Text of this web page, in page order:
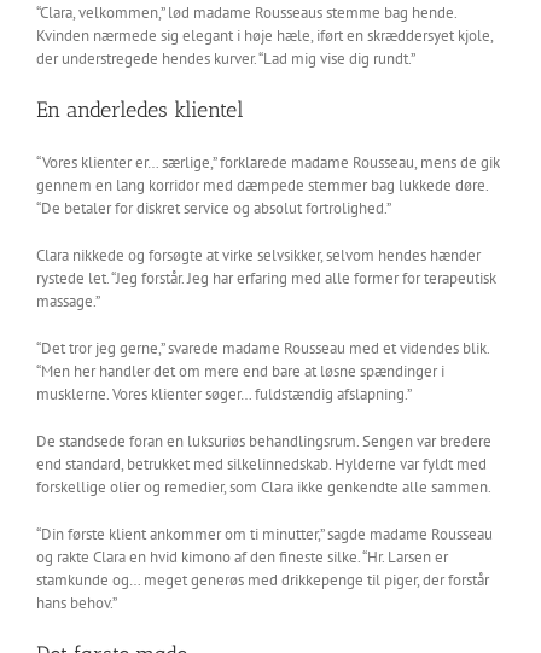
“Clara, velkommen,” lød madame Rousseaus stemme bag hende.
Kvinden nærmede sig elegant i høje hæle, iført en skræddersyet kjole,
der understregede hendes kurver. “Lad mig vise dig rundt.”
En anderledes klientel
“Vores klienter er… særlige,” forklarede madame Rousseau, mens de gik
gennem en lang korridor med dæmpede stemmer bag lukkede døre.
“De betaler for diskret service og absolut fortrolighed.”
Clara nikkede og forsøgte at virke selvsikker, selvom hendes hænder
rystede let. “Jeg forstår. Jeg har erfaring med alle former for terapeutisk
massage.”
“Det tror jeg gerne,” svarede madame Rousseau med et videndes blik.
“Men her handler det om mere end bare at løsne spændinger i
musklerne. Vores klienter søger… fuldstændig afslapning.”
De standsede foran en luksuriøs behandlingsrum. Sengen var bredere
end standard, betrukket med silkelinnedskab. Hylderne var fyldt med
forskellige olier og remedier, som Clara ikke genkendte alle sammen.
“Din første klient ankommer om ti minutter,” sagde madame Rousseau
og rakte Clara en hvid kimono af den fineste silke. “Hr. Larsen er
stamkunde og… meget generøs med drikkepenge til piger, der forstår
hans behov.”